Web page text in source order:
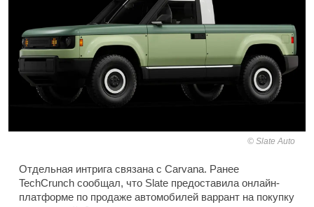
Slate Auto
Отдельная интрига связана с Carvana. Ранее
TechCrunch сообщал, что Slate предоставила онлайн-
платформе по продаже автомобилей варрант на покупку